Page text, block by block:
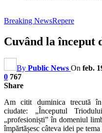
Breaking NewsRepere
Cuvând la început
By Public News On feb.
0 767
Share
Am citit duminica trecută
ciudate: „Începutul
„profesioniști” în domeniul
împărtășesc câteva idei pe